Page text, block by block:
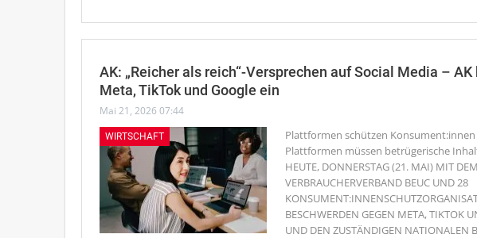
AK: „Reicher als reich“-Versprechen auf Social Media –
Meta, TikTok und Google ein
Mai 21, 2026 07:44
WIRTSCHAFT
Plattformen schützen
Plattformen müssen betrügerische
HEUTE, DONNERSTAG (21. MAI) MIT
VERBRAUCHERVERBAND BEUC UND 28
BESCHWERDEN GEGEN META, TIKTOK
UND DEN ZUSTÄNDIGEN NATIONALEN